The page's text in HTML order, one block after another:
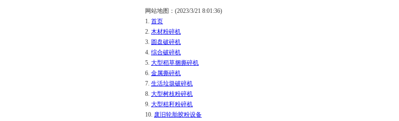
网站地图：(2023/3/21 8:01:36)
1. 首页
2. 木材粉碎机
3. 圆盘破碎机
4. 综合破碎机
5. 大型稻草捆撕碎机
6. 金属撕碎机
7. 生活垃圾破碎机
8. 大型树枝粉碎机
9. 大型秸秆粉碎机
10. 废旧轮胎胶粉设备